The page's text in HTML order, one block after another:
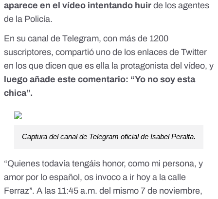
aparece en el vídeo intentando huir de los agentes
de la Policía.
En su canal de Telegram, con más de 1200
suscriptores, compartió uno de los enlaces de Twitter
en los que dicen que es ella la protagonista del vídeo, y
luego añade este comentario: “Yo no soy esta
chica”.
Captura del canal de Telegram oficial de Isabel Peralta.
“Quienes todavía tengáis honor, como mi persona, y
amor por lo español, os invoco a ir hoy a la calle
Ferraz”. A las 11:45 a.m. del mismo 7 de noviembre,